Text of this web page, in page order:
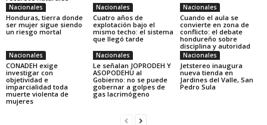
Nacionales
Honduras, tierra donde
ser mujer sigue siendo
un riesgo mortal
Nacionales
Cuatro años de
explotación bajo el
mismo techo: el sistema
que llegó tarde
Nacionales
Cuando el aula se
convierte en zona de
conflicto: el debate
hondureño sobre
disciplina y autoridad
Nacionales
CONADEH exige
investigar con
objetividad e
imparcialidad toda
muerte violenta de
mujeres
Nacionales
Le señalan JOPRODEH Y
ASOPODEHU al
Gobierno: no se puede
gobernar a golpes de
gas lacrimógeno
Nacionales
Jetstereo inaugura
nueva tienda en
Jardines del Valle, San
Pedro Sula